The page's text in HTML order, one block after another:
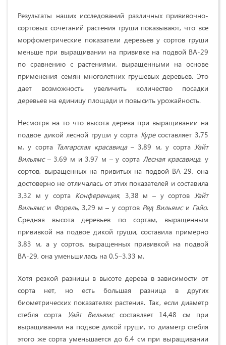
Результаты наших исследований различных прививочно-
сортовых сочетаний растения груши показывают, что все
морфометрические показатели деревьев у сортов груши
меньше при выращивании на прививке на подвой ВА-29
по сравнению с растениями, выращенными на основе
применения семян многолетних грушевых деревьев. Это
дает возможность увеличить количество посадки
деревьев на единицу площади и повысить урожайность.
Несмотря на то что высота дерева при выращивании на
подвое дикой лесной груши у сорта Куресоставляет 3,75
м, у сорта Талгарская красавица – 3,89 м, у сорта Уайт
Вильямс– 3,69 м и 3,97 м – у сорта Лесная красавица, у
сортов, выращенных на привитых на подвой ВА-29, она
достоверно не отличалась от этих показателей и составила
3,32 м у сорта Конференция, 3,38 м – у сортов
Уайт
Вильямси Форель, 3,29 м – у сортов Ред Вильямси Гайо.
Средняя высота деревьев по сортам, выращенным
прививкой на подвое дикой груши, составила примерно
3,83 м, а у сортов, выращенных прививкой на подвой
ВА-29, она уменьшилась на 0,5–3,33 м.
Хотя резкой разницы в высоте дерева в зависимости от
сорта нет, но есть большая разница в других
биометрических показателях растения. Так, если диаметр
стебля сорта
Уайт Вильямссоставляет 14,48 см при
выращивании на подвое дикой груши, то диаметр стебля
этого же сорта уменьшается до 6,4 см при выращивании